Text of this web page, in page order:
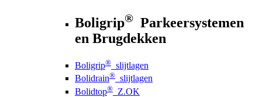
Boligrip® Parkeersystemen
en Brugdekken
Boligrip® slijtlagen
Bolidrain® slijtlagen
Bolidtop® Z.OK